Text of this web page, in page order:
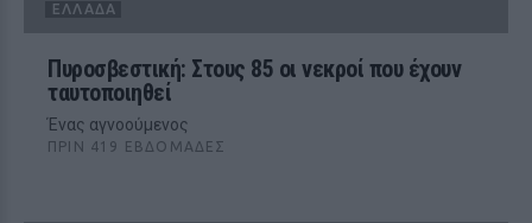
ΕΛΛΆΔΑ
Πυροσβεστική: Στους 85 οι νεκροί που έχουν
ταυτοποιηθεί
Ένας αγνοούμενος
ΠΡΙΝ 419 ΕΒΔΟΜΆΔΕΣ